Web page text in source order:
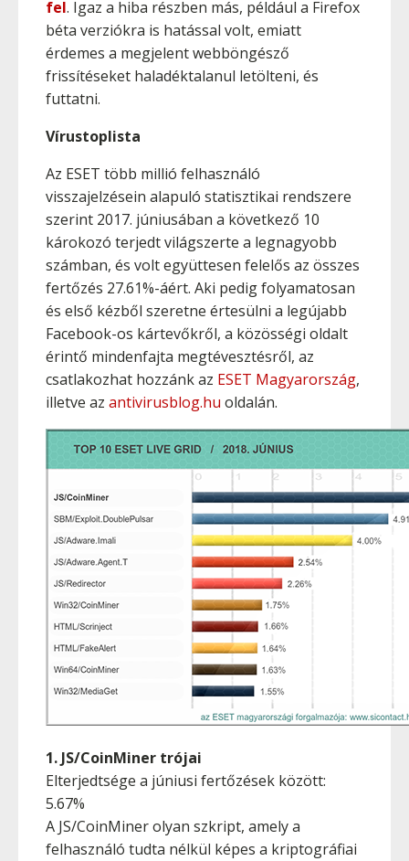
fel. Igaz a hiba részben más, például a Firefox
béta verziókra is hatással volt, emiatt
érdemes a megjelent webböngésző
frissítéseket haladéktalanul letölteni, és
futtatni.
Vírustoplista
Az ESET több millió felhasználó
visszajelzésein alapuló statisztikai rendszere
szerint 2017. júniusában a következő 10
károkozó terjedt világszerte a legnagyobb
számban, és volt együttesen felelős az összes
fertőzés 27.61%-áért. Aki pedig folyamatosan
és első kézből szeretne értesülni a legújabb
Facebook-os kártevőkről, a közösségi oldalt
érintő mindenfajta megtévesztésről, az
csatlakozhat hozzánk az ESET Magyarország,
illetve az antivirusblog.hu oldalán.
1. JS/CoinMiner trójai
Elterjedtsége a júniusi fertőzések között:
5.67%
A JS/CoinMiner olyan szkript, amely a
felhasználó tudta nélkül képes a kriptográfiai